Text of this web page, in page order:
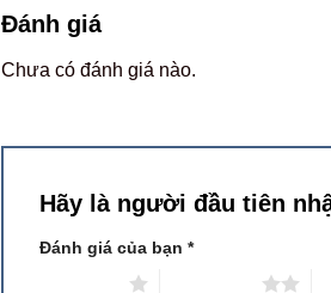
Đánh giá
Chưa có đánh giá nào.
Hãy là người đầu tiên
Đánh giá của bạn *